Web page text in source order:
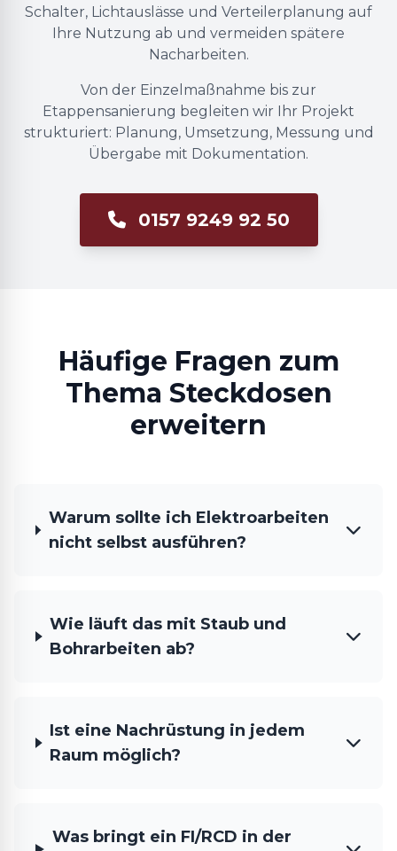
Schalter, Lichtauslässe und Verteilerplanung auf
Ihre Nutzung ab und vermeiden spätere
Nacharbeiten.
Von der Einzelmaßnahme bis zur
Etappensanierung begleiten wir Ihr Projekt
strukturiert: Planung, Umsetzung, Messung und
Übergabe mit Dokumentation.
0157 9249 92 50
Häufige Fragen zum
Thema Steckdosen
erweitern
Warum sollte ich Elektroarbeiten
nicht selbst ausführen?
Wie läuft das mit Staub und
Bohrarbeiten ab?
Ist eine Nachrüstung in jedem
Raum möglich?
Was bringt ein FI/RCD in der